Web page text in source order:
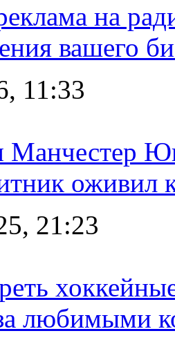
на
вашего
11:33
Манчестер
оживил
21:23
любимыми